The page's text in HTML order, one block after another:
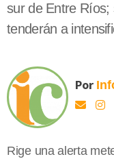
sur de Entre
tenderán a
Por
Rige una alerta